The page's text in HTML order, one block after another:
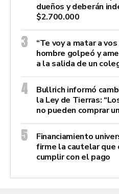
dueños y deberán
$2.700.000
“Te voy a matar a
hombre golpeó y
a la salida de un
Bullrich informó
la Ley de Tierras:
no pueden comprar
Financiamiento
firme la cautelar que
cumplir con el pago